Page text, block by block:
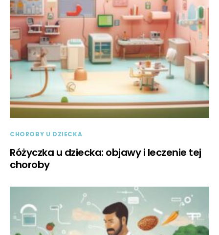
CHOROBY U DZIECKA
Różyczka u dziecka: objawy i leczenie tej
choroby